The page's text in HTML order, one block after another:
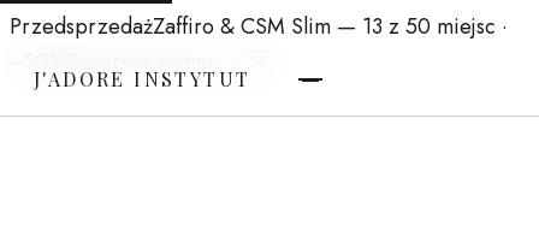
PrzedsprzedażZaffiro & CSM Slim — 13 z 50 miejsc ·
J'ADORE INSTYTUT